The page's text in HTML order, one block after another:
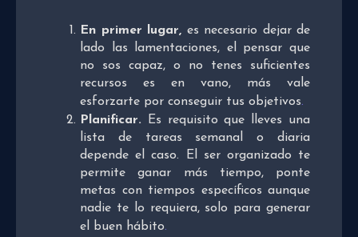
En primer lugar, es necesario dejar de
lado las lamentaciones, el pensar que
no sos capaz, o no tenes suficientes
recursos es en vano, más vale
esforzarte por conseguir tus objetivos.
Planificar.
Es requisito que lleves una
lista de tareas semanal o diaria
depende el caso. El ser organizado te
permite ganar más tiempo, ponte
metas con tiempos específicos aunque
nadie te lo requiera, solo para generar
el buen hábito.